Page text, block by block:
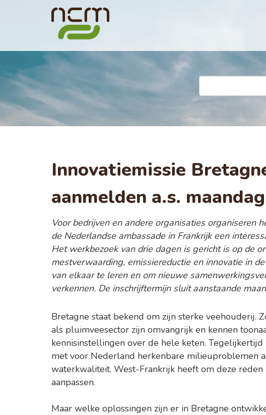
Innovatiemissie
aanmelden a.s.
Voor bedrijven en andere organisaties organiseren
de Nederlandse ambassade in Frankrijk een
Het werkbezoek van drie dagen is gericht is op de
mestverwaarding, emissiereductie en innovatie in
van elkaar te leren en om nieuwe
verkennen. De inschrijftermijn sluit aanstaande
Bretagne staat bekend om zijn sterke veehouderij.
als pluimveesector zijn omvangrijk en kennen
kennisinstellingen over de hele keten.
met voor Nederland herkenbare milieuproblemen
waterkwaliteit. West-Frankrijk heeft om deze
aanpassen.
Maar welke oplossingen zijn er in Bretagne